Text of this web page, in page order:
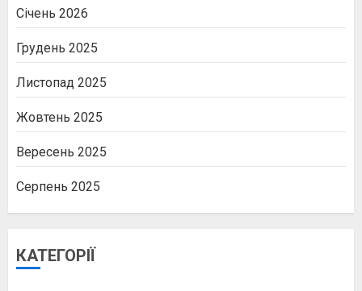
Січень 2026
Грудень 2025
Листопад 2025
Жовтень 2025
Вересень 2025
Серпень 2025
КАТЕГОРІЇ